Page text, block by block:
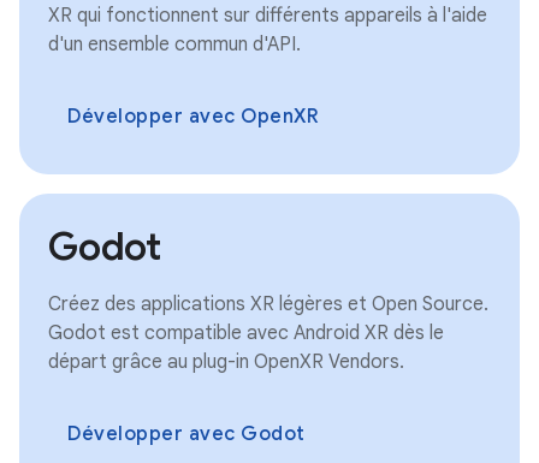
XR qui fonctionnent sur différents appareils à l'aide
d'un ensemble commun d'API.
Développer avec OpenXR
Godot
Créez des applications XR légères et Open Source.
Godot est compatible avec Android XR dès le
départ grâce au plug-in OpenXR Vendors.
Développer avec Godot